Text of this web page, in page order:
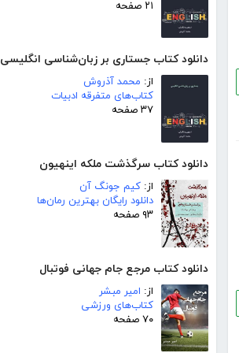
۲۱ صفحه
دانلود کتاب جستاری بر زبان‌شناسی انگلیسی
از: محمد آذروش
کتاب‌های متفرقه ادبیات
۳۷ صفحه
دانلود کتاب سرگذشت ملکه اینهیون
از: کیم جونگ آن
دانلود رایگان بهترین رمان‌ها
۹۳ صفحه
دانلود کتاب مرجع جام جهانی فوتبال
از: امیر مبشر
کتاب‌های ورزشی
۷۰ صفحه